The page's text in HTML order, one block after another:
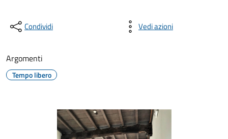
Condividi Vedi azioni
Argomenti
Tempo libero